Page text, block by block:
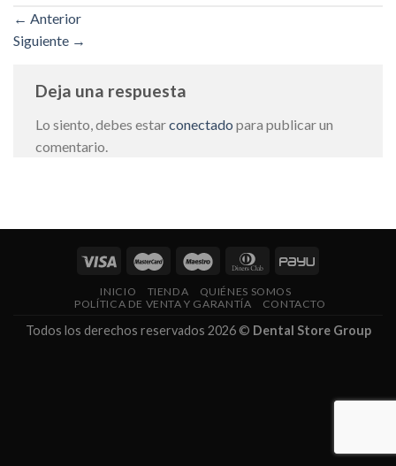
← Anterior
Siguiente →
Deja una respuesta
Lo siento, debes estarconectado para publicar un
comentario.
INICIO TIENDA
QUIÉNES SOMOS
POLÍTICA DE VENTA Y GARANTÍA
CONTACTO
Todos los derechos reservados 2026 © Dental Store Group